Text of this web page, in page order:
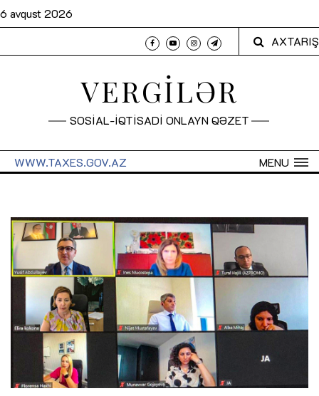
6 avqust 2026
AXTARIŞ
VERGİLƏR
SOSİAL-İQTİSADİ ONLAYN QƏZET
MENU
WWW.TAXES.GOV.AZ